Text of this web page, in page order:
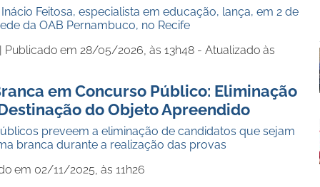
Feitosa, especialista em educação, lança, em 2 de
da OAB Pernambuco, no Recife
Publicado em 28/05/2026, às 13h48 - Atualizado às
em Concurso Público: Eliminação
do Objeto Apreendido
preveem a eliminação de candidatos que sejam
branca durante a realização das provas
em 02/11/2025, às 11h26